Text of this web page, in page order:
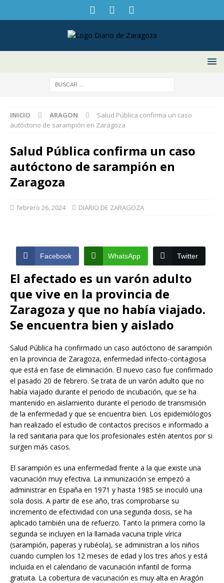
INICIO ARAGON
Salud Pública confirma un caso
autóctono de sarampión en Zaragoza
Salud Pública confirma un caso
autóctono de sarampión en
Zaragoza
febrero 26, 2024 DIARIO DE ZARAGOZA
Facebook WhatsApp Twitter
El afectado es un varón adulto
que vive en la provincia de
Zaragoza y que no había viajado.
Se encuentra bien y aislado
Salud Pública ha confirmado un caso autóctono de sarampión
en la provincia de Zaragoza, enfermedad infecto-contagiosa
que está en fase de eliminación. El nuevo caso fue confirmado
el pasado 20 de febrero. Se trata de un varón adulto que no
había viajado durante el periodo de incubación, que se ha
mantenido en aislamiento durante el periodo de transmisión
de la enfermedad y que se encuentra bien. Los epidemiólogos
han realizado el estudio de contactos precisos e informado a
la red sanitaria para que los profesionales estén atentos por si
surgen más casos.
El sarampión es una enfermedad frente a la que existe una
vacunación muy efectiva. La inmunización se empezó a
administrar en España en 1971 y hasta 1985 se inoculó una
sola dosis. A partir de ese año, tras comprobarse su
incremento de efectividad con una segunda dosis, se ha
aplicado también una de refuerzo. Tanto la primera como la
segunda se incluyen en la llamada vacuna triple vírica
(sarampión, paperas y rubéola), se administran a los niños
cuando cumplen los 12 meses de edad y los tres años y está
incluida en el calendario de vacunación infantil de forma
gratuita. La cobertura de vacunación es muy alta en Aragón